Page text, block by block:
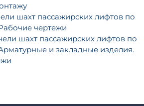
шахт пассажирских лифтов по
чертежи
шахт пассажирских лифтов по
и закладные изделия.